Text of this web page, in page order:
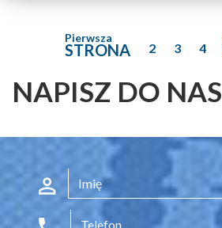
Pierwsza
STRONA 2 3 4
NAPISZ DO NAS